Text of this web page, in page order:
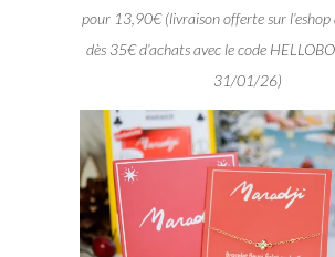
pour 13,90€ (livraison offerte sur l’eshop
dès 35€ d’achats avec le code
31/01/26)